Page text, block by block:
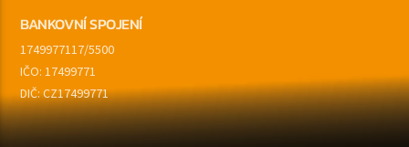
BANKOVNÍ SPOJENÍ
1749977117/5500
IČO: 17499771
DIČ: CZ17499771